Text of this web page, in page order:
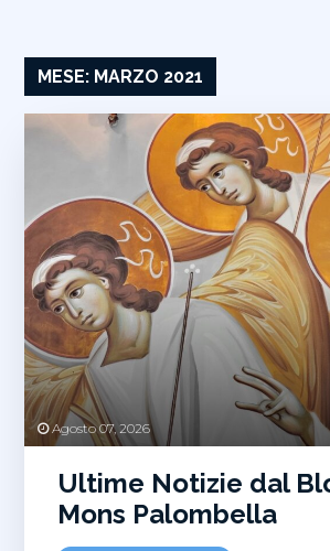
MESE: MARZO 2021
Agosto 07, 2026
Ultime Notizie dal
Mons Palombella